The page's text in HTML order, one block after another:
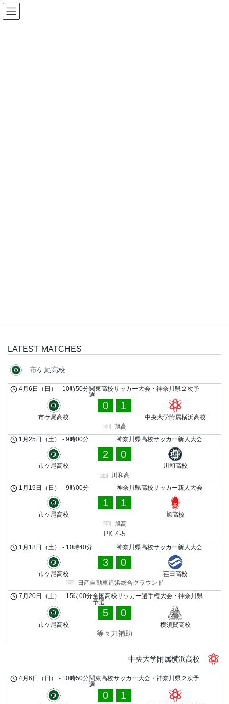
コ
ン
ナ
ビ
LATEST MATCHES
市ケ尾高校
関東高校サッカー大会・神奈川県２次予
選
4月6日（日） - 10時50分
市ケ尾高校
0 1
中央大学附属横浜高校
旭高
神奈川県高校サッカー新人大会
1月25日（土） - 9時00分
市ケ尾高校
2 0
川和高校
川和高
神奈川県高校サッカー新人大会
1月19日（日） - 9時00分
市ケ尾高校
1 1
旭高校
旭高
PK 4-5
神奈川県高校サッカー新人大会
1月18日（土） - 10時40分
市ケ尾高校
3 0
荏田高校
日産自動車追浜総合グラウンド
全国高校サッカー選手権大会・神奈川県
予選
7月20日（土） - 15時00分
市ケ尾高校
5 0
横須賀高校
等々力補助
中央大学附属横浜高校
関東高校サッカー大会・神奈川県２次予
選
4月6日（日） - 10時50分
0 1